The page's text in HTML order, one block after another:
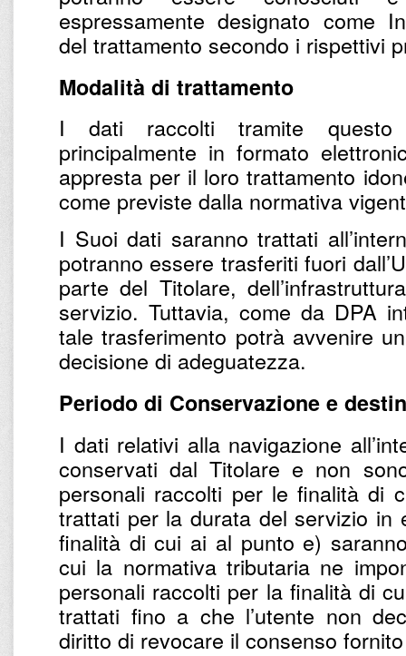
espressamente designato come
del trattamento secondo i rispettivi
Modalità di trattamento
I dati raccolti tramite
principalmente in formato
appresta per il loro trattamento
come previste dalla normativa
I Suoi dati saranno trattati
potranno essere trasferiti fuori
parte del Titolare,
servizio. Tuttavia, come da DPA
tale trasferimento potrà avvenire
decisione di adeguatezza.
Periodo di Conservazione e
I dati relativi alla navigazione
conservati dal Titolare e non
personali raccolti per le finalità di
trattati per la durata del servizio in
finalità di cui ai al punto e)
cui la normativa tributaria ne
personali raccolti per la finalità di
trattati fino a che l’utente non
diritto di revocare il consenso